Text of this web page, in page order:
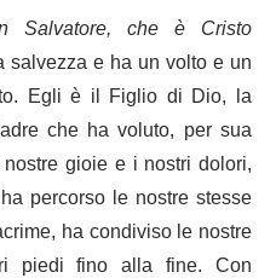
che è Cristo
e ha un volto e un
Egli è il Figlio di Dio, la
che ha voluto, per sua
gioie e i nostri dolori,
percorso le nostre stesse
ha condiviso le nostre
piedi fino alla fine. Con